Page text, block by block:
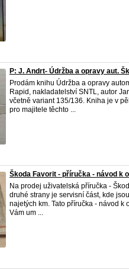
P: J. Andrt- Údržba a opravy aut.
Prodám knihu Údržba a opravy
Rapid, nakladatelství SNTL, autor
včetně variant 135/136. Kniha je v
pro majitele těchto ...
Škoda Favorit - příručka - návod k
Na prodej uživatelská příručka -
druhé strany je servisní část, kde
najetých km. Tato příručka - návod k
Vám um ...